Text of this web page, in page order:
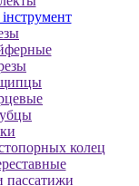
колец
пассатижи